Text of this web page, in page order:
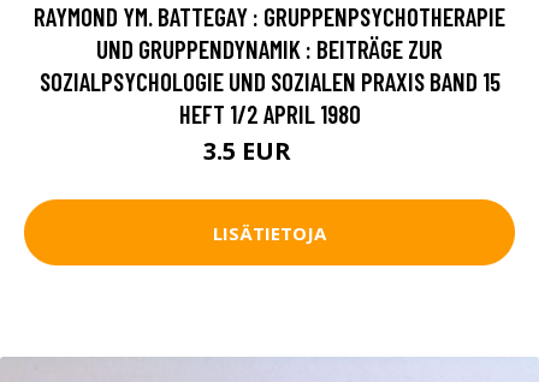
RAYMOND YM. BATTEGAY : GRUPPENPSYCHOTHERAPIE
UND GRUPPENDYNAMIK : BEITRÄGE ZUR
SOZIALPSYCHOLOGIE UND SOZIALEN PRAXIS BAND 15
HEFT 1/2 APRIL 1980
3.5 EUR
LISÄTIETOJA